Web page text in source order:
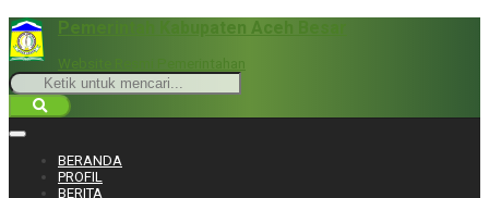
Pemerintah Kabupaten Aceh Besar
Website Resmi Pemerintahan
BERANDA
PROFIL
BERITA